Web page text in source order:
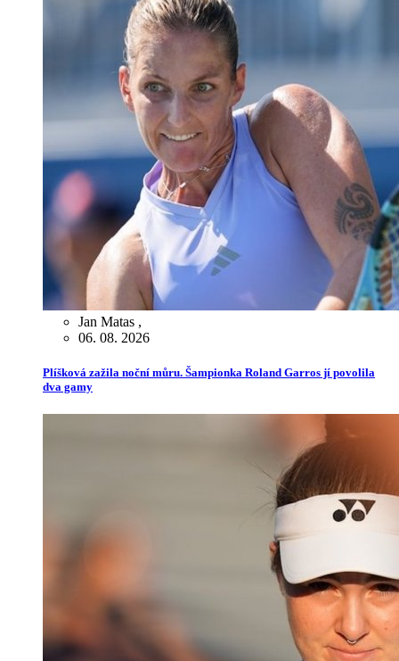
Jan Matas ,
06. 08. 2026
Plíšková zažila noční můru. Šampionka Roland Garros jí povolila
dva gamy